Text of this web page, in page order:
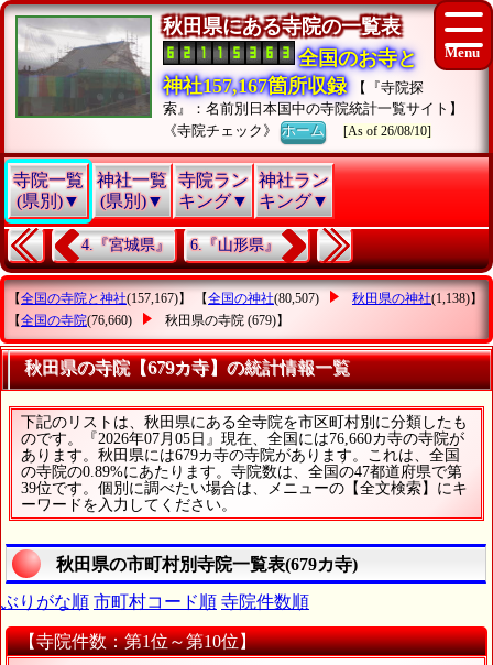
秋田県にある寺院の一覧表
全国のお寺と
神社157,167箇所収録
【『寺院探
索』：名前別日本国中の寺院統計一覧サイト】
《寺院チェック》ホーム [As of 26/08/10]
寺院一覧
(県別)▼
神社一覧
(県別)▼
寺院ラン
キング▼
神社ラン
キング▼
4.『宮城県』 6.『山形県』
【全国の寺院と神社(157,167)】 【全国の神社(80,507) 秋田県の神社(1,138)】
【全国の寺院(76,660) 秋田県の寺院 (679)】
秋田県の寺院【679カ寺】の統計情報一覧
下記のリストは、秋田県にある全寺院を市区町村別に分類したも
のです。『2026年07月05日』現在、全国には76,660カ寺の寺院が
あります。秋田県には679カ寺の寺院があります。これは、全国
の寺院の0.89%にあたります。寺院数は、全国の47都道府県で第
39位です。個別に調べたい場合は、メニューの【全文検索】にキ
ーワードを入力してください。
秋田県の市町村別寺院一覧表(679カ寺)
ぶりがな順 市町村コード順 寺院件数順
【寺院件数：第1位～第10位】